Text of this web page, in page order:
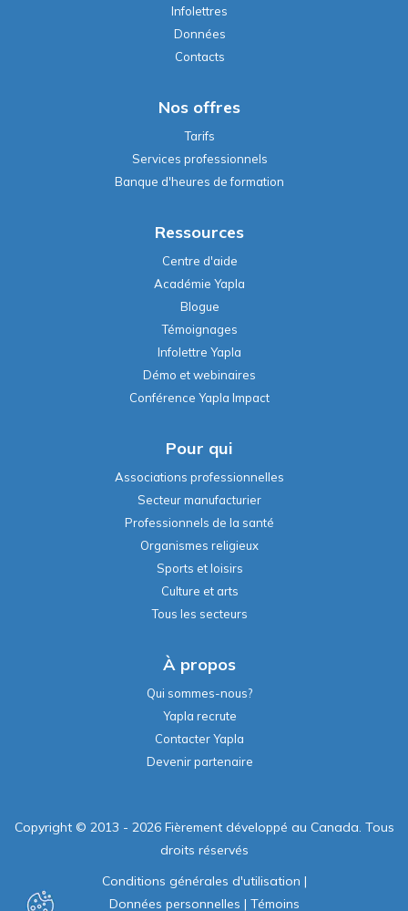
Infolettres
Données
Contacts
Nos offres
Tarifs
Services professionnels
Banque d'heures de formation
Ressources
Centre d'aide
Académie Yapla
Blogue
Témoignages
Infolettre Yapla
Démo et webinaires
Conférence Yapla Impact
Pour qui
Associations professionnelles
Secteur manufacturier
Professionnels de la santé
Organismes religieux
Sports et loisirs
Culture et arts
Tous les secteurs
À propos
Qui sommes-nous?
Yapla recrute
Contacter Yapla
Devenir partenaire
Copyright © 2013 - 2026 Fièrement développé au Canada. Tous
droits réservés
Conditions générales d'utilisation |
Données personnelles | Témoins